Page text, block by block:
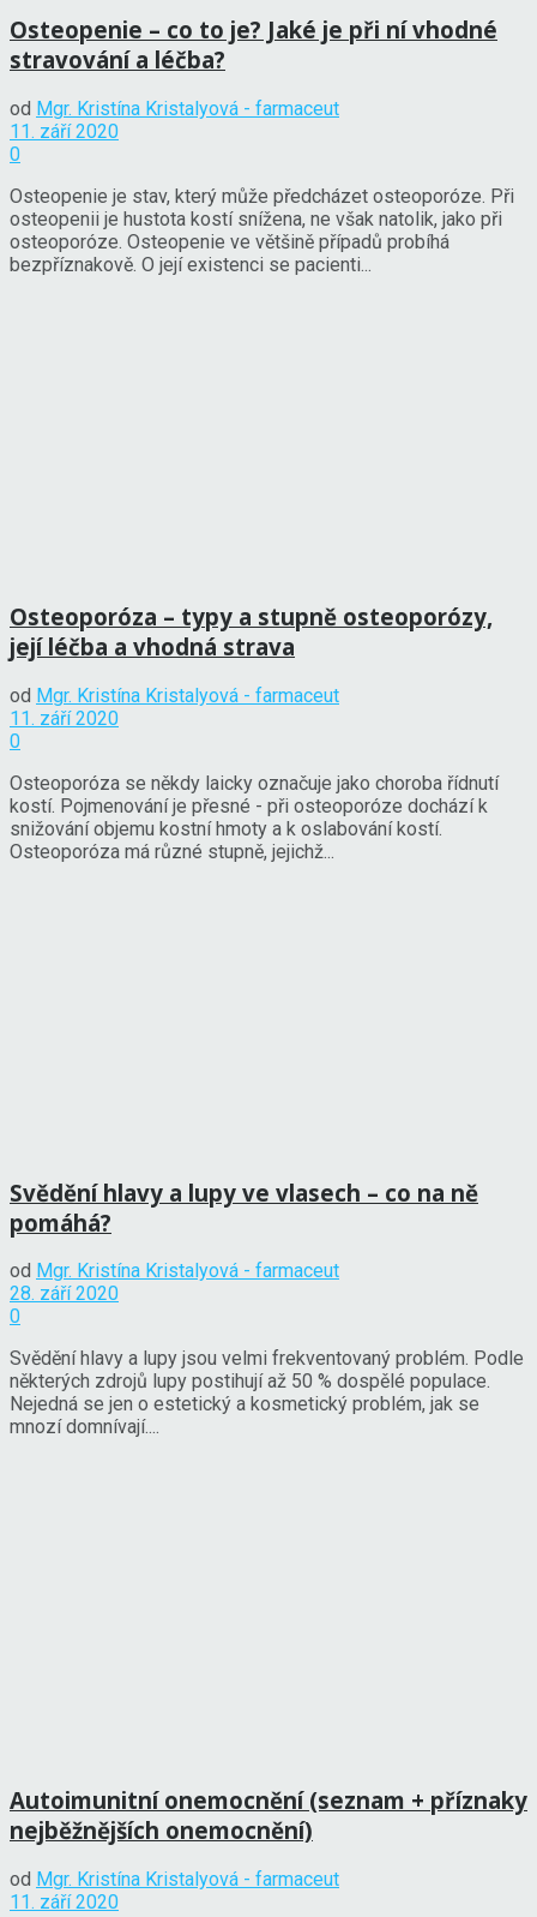
Osteopenie – co to je? Jaké je při ní vhodné
stravování a léčba?
od Mgr. Kristína Kristalyová - farmaceut
11. září 2020
0
Osteopenie je stav, který může předcházet osteoporóze. Při
osteopenii je hustota kostí snížena, ne však natolik, jako při
osteoporóze. Osteopenie ve většině případů probíhá
bezpříznakově. O její existenci se pacienti...
Osteoporóza – typy a stupně osteoporózy,
její léčba a vhodná strava
od Mgr. Kristína Kristalyová - farmaceut
11. září 2020
0
Osteoporóza se někdy laicky označuje jako choroba řídnutí
kostí. Pojmenování je přesné - při osteoporóze dochází k
snižování objemu kostní hmoty a k oslabování kostí.
Osteoporóza má různé stupně, jejichž...
Svědění hlavy a lupy ve vlasech – co na ně
pomáhá?
od Mgr. Kristína Kristalyová - farmaceut
28. září 2020
0
Svědění hlavy a lupy jsou velmi frekventovaný problém. Podle
některých zdrojů lupy postihují až 50 % dospělé populace.
Nejedná se jen o estetický a kosmetický problém, jak se
mnozí domnívají....
Autoimunitní onemocnění (seznam + příznaky
nejběžnějších onemocnění)
od Mgr. Kristína Kristalyová - farmaceut
11. září 2020